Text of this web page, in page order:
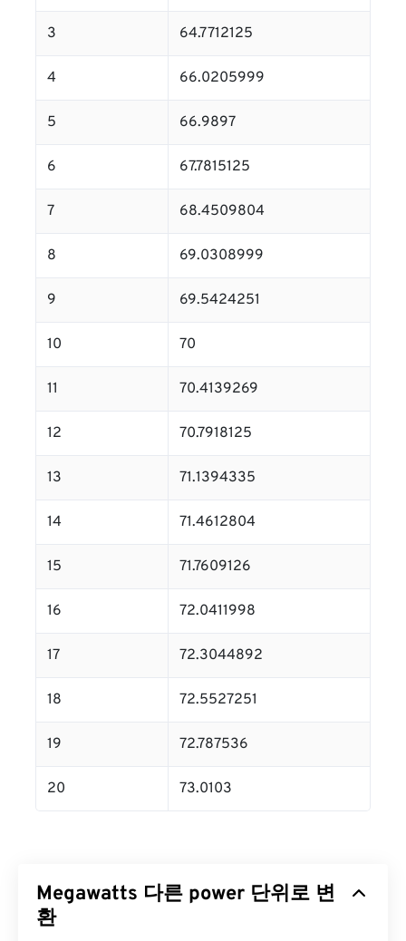
3 64.7712125
4 66.0205999
5 66.9897
6 67.7815125
7 68.4509804
8 69.0308999
9 69.5424251
10 70
11 70.4139269
12 70.7918125
13 71.1394335
14 71.4612804
15 71.7609126
16 72.0411998
17 72.3044892
18 72.5527251
19 72.787536
20 73.0103
Megawatts 다른 power 단위로 변
환